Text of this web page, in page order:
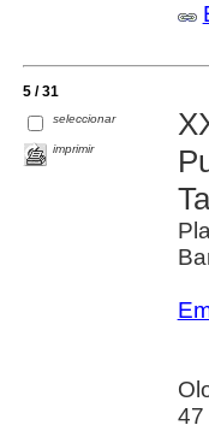
5 / 31
seleccionar
imprimir
47